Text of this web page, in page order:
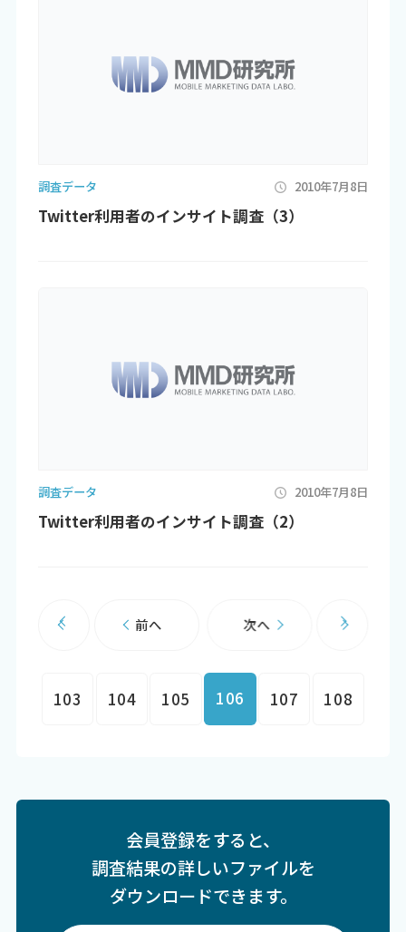
調査データ 2010年7月8日
Twitter利用者のインサイト調査（3）
調査データ 2010年7月8日
Twitter利用者のインサイト調査（2）
前へ
103 104 105 106 107 108
次へ
会員登録をすると、
調査結果の詳しいファイルを
ダウンロードできます。